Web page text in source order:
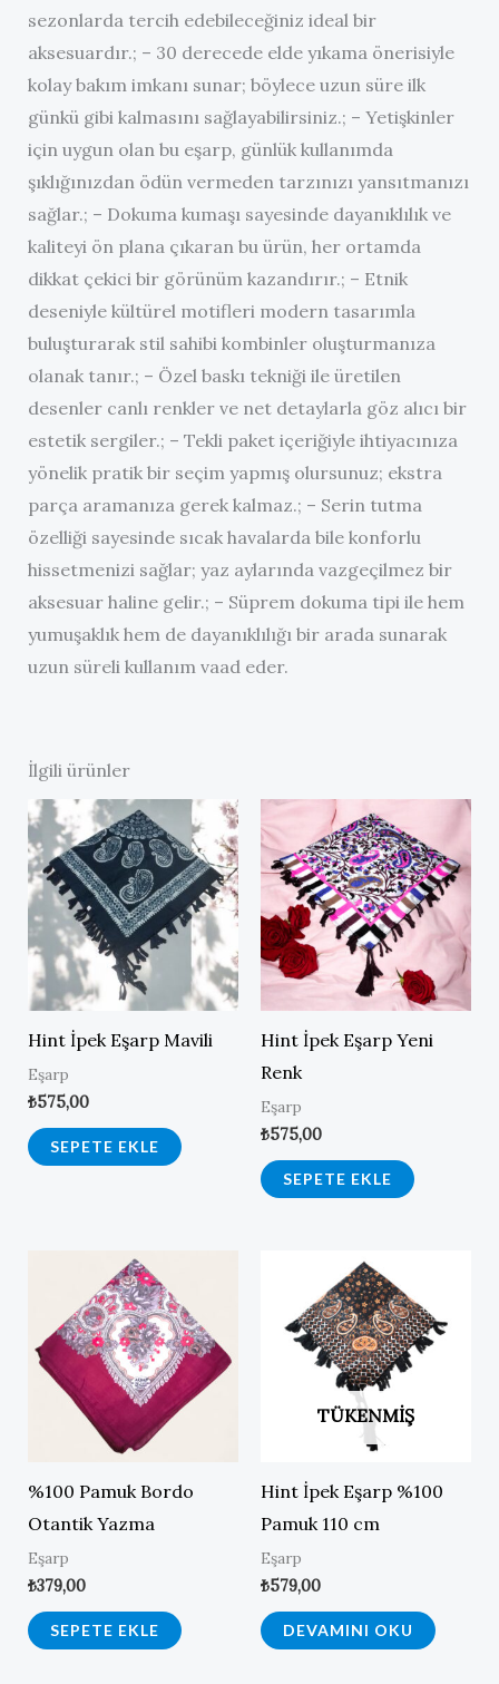
sezonlarda tercih edebileceğiniz ideal bir
aksesuardır.; – 30 derecede elde yıkama önerisiyle
kolay bakım imkanı sunar; böylece uzun süre ilk
günkü gibi kalmasını sağlayabilirsiniz.; – Yetişkinler
için uygun olan bu eşarp, günlük kullanımda
şıklığınızdan ödün vermeden tarzınızı yansıtmanızı
sağlar.; – Dokuma kumaşı sayesinde dayanıklılık ve
kaliteyi ön plana çıkaran bu ürün, her ortamda
dikkat çekici bir görünüm kazandırır.; – Etnik
deseniyle kültürel motifleri modern tasarımla
buluşturarak stil sahibi kombinler oluşturmanıza
olanak tanır.; – Özel baskı tekniği ile üretilen
desenler canlı renkler ve net detaylarla göz alıcı bir
estetik sergiler.; – Tekli paket içeriğiyle ihtiyacınıza
yönelik pratik bir seçim yapmış olursunuz; ekstra
parça aramanıza gerek kalmaz.; – Serin tutma
özelliği sayesinde sıcak havalarda bile konforlu
hissetmenizi sağlar; yaz aylarında vazgeçilmez bir
aksesuar haline gelir.; – Süprem dokuma tipi ile hem
yumuşaklık hem de dayanıklılığı bir arada sunarak
uzun süreli kullanım vaad eder.
İlgili ürünler
Hint İpek Eşarp Mavili
Eşarp
₺575,00
SEPETE EKLE
Hint İpek Eşarp Yeni
Renk
Eşarp
₺575,00
SEPETE EKLE
%100 Pamuk Bordo
Otantik Yazma
Eşarp
₺379,00
SEPETE EKLE
TÜKENMIŞ
Hint İpek Eşarp %100
Pamuk 110 cm
Eşarp
₺579,00
DEVAMINI OKU